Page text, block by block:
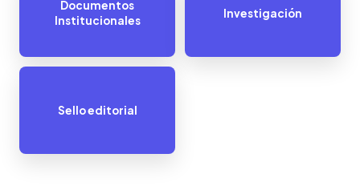
Documentos
Institucionales
Investigación
Sello editorial